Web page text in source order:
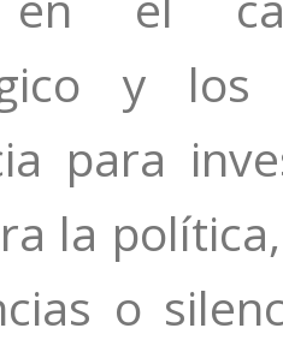
y
para
la
o